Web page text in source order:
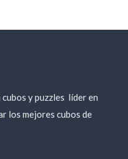
y puzzles líder en
los mejores cubos de